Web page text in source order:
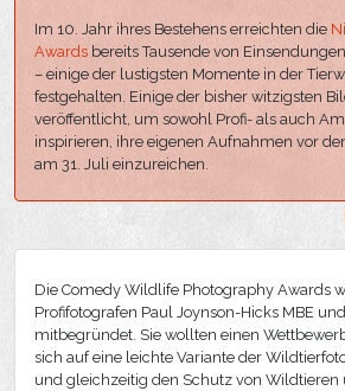
Im 10. Jahr ihres Bestehens erreichten die
Awards bereits Tausende von
– einige der lustigsten Momente in der
festgehalten. Einige der bisher witzigsten
veröffentlicht, um sowohl Profi- als auch
inspirieren, ihre eigenen Aufnahmen vor
am 31. Juli einzureichen.
Die Comedy Wildlife Photography Awards
Profifotografen Paul Joynson-Hicks MBE
mitbegründet. Sie wollten einen
sich auf eine leichte Variante der
und gleichzeitig den Schutz von Wildtieren